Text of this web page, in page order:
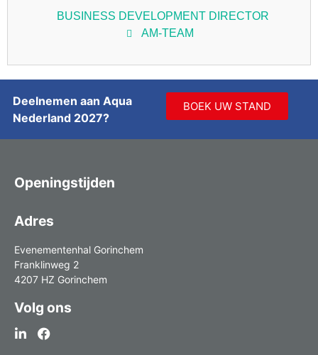
BUSINESS DEVELOPMENT DIRECTOR
AM-TEAM
Deelnemen aan Aqua
Nederland 2027?
BOEK UW STAND
Openingstijden
Adres
Evenementenhal Gorinchem
Franklinweg 2
4207 HZ Gorinchem
Volg ons